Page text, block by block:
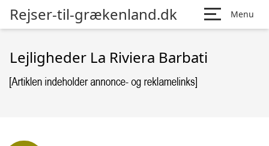
Rejser-til-grækenland.dk Menu
Lejligheder La Riviera Barbati